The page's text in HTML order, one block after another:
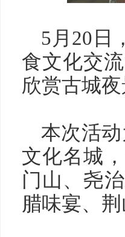
5月20日
食文化交
欣赏古城
本次活
文化名城
门山、尧
腊味宴、